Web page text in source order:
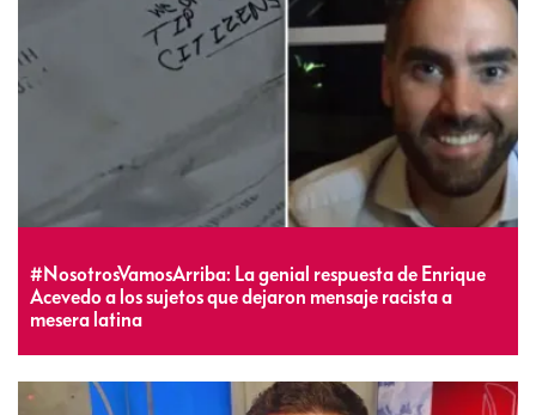
#NosotrosVamosArriba: La genial respuesta de Enrique
Acevedo a los sujetos que dejaron mensaje racista a
mesera latina